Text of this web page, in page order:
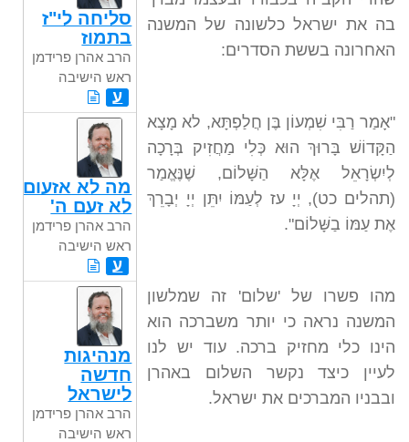
בה את ישראל כלשונה של המשנה
האחרונה בששת הסדרים:
"אָמַר רַבִּי שִׁמְעוֹן בֶּן חֲלַפְתָּא, לא מָצָא
הַקָּדוֹשׁ בָּרוּךְ הוּא כְּלִי מַחֲזִיק בְּרָכָה
לְיִשְׂרָאֵל אֶלָּא הַשָּׁלוֹם, שֶׁנֶּאֱמַר
(תהלים כט), יְיָ עז לְעַמּוֹ יִתֵּן יְיָ יְבָרֵךְ
אֶת עַמּוֹ בַשָּׁלוֹם".
מהו פשרו של 'שלום' זה שמלשון
המשנה נראה כי יותר משברכה הוא
הינו כלי מחזיק ברכה. עוד יש לנו
לעיין כיצד נקשר השלום באהרן
ובבניו המברכים את ישראל.
סליחה לי"ז
בתמוז
הרב אהרן פרידמן
ראש הישיבה
ע
מה לא אזעום
לא זעם ה'
הרב אהרן פרידמן
ראש הישיבה
ע
מנהיגות
חדשה
לישראל
הרב אהרן פרידמן
ראש הישיבה